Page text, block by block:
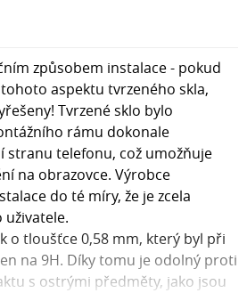
způsobem instalace - pokud
aspektu tvrzeného skla,
Tvrzené sklo bylo
rámu dokonale
stranu telefonu, což umožňuje
na obrazovce. Výrobce
do té míry, že je zcela
o tloušťce 0,58 mm, který byl při
na 9H. Díky tomu je odolný proti
s ostrými předměty, jako jsou